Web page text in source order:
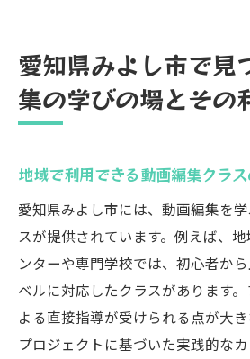
コミュニティセンターで
トの利点
地域のイベントを通じて
磨く
初心者必見！愛知県みよし市
の基礎
動画編集ソフトの基本操
初めてのプロジェクト制
愛知県みよし市で見
集の学びの場とその
地域で利用できる動画編集クラ
愛知県みよし市には、動画編集を
スが提供されています。例えば、
ンターや専門学校では、初心者か
ベルに対応したクラスがあります
よる直接指導が受けられる点が大
プロジェクトに基づいた実践的な